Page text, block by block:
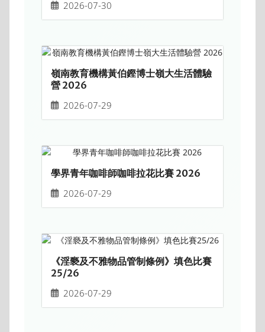
2026-07-30
嶺南教育機構黃伯鏗博士嶺大生活體驗
營 2026
2026-07-29
學界青年咖啡師咖啡拉花比賽 2026
2026-07-29
《淫褻及不雅物品管制條例》填色比賽
25/26
2026-07-29